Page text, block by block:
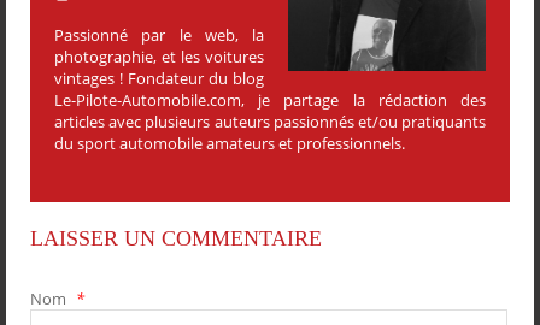
Passionné par le web, la
photographie, et les voitures
vintages ! Fondateur du blog
Le-Pilote-Automobile.com, je partage la rédaction des
articles avec plusieurs auteurs passionnés et/ou pratiquants
du sport automobile amateurs et professionnels.
LAISSER UN COMMENTAIRE
Nom *